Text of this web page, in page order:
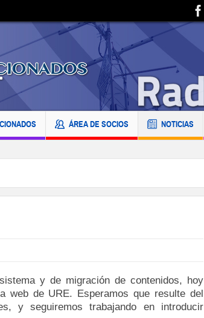
ÁREA DE SOCIOS NOTICIAS
y de migración de contenidos, hoy
web de URE. Esperamos que resulte del
y seguiremos trabajando en introducir